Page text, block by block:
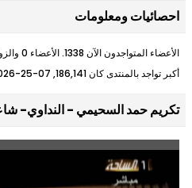
احصائيات ومعلومات
الأعضاء المتواجدون الآن 1338. الأعضاء 0 والزوار 1338.
أكبر تواجد بالمنتدى كان 186,141, 07-25-2026 الساعة
تكريم حمد السحيمي - النداوي-